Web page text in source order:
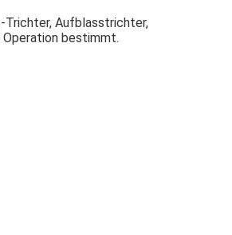
Trichter, Aufblasstrichter,
Operation bestimmt.